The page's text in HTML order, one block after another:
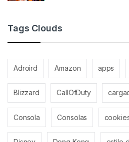
Tags Clouds
Adroird Amazon apps
Blizzard CallOfDuty
Consola Consolas